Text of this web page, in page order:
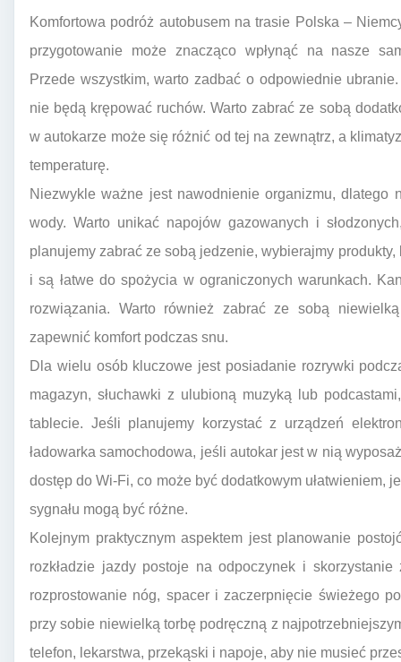
Komfortowa podróż autobusem na trasie Polska –
przygotowanie może znacząco wpłynąć na nasze
Przede wszystkim, warto zadbać o odpowiednie
nie będą krępować ruchów. Warto zabrać ze sobą
w autokarze może się różnić od tej na zewnątrz, a
temperaturę.
Niezwykle ważne jest nawodnienie organizmu,
wody. Warto unikać napojów gazowanych i
planujemy zabrać ze sobą jedzenie, wybierajmy
i są łatwe do spożycia w ograniczonych warunkach.
rozwiązania. Warto również zabrać ze sobą
zapewnić komfort podczas snu.
Dla wielu osób kluczowe jest posiadanie rozrywki
magazyn, słuchawki z ulubioną muzyką lub
tablecie. Jeśli planujemy korzystać z urządzeń
ładowarka samochodowa, jeśli autokar jest w nią
dostęp do Wi-Fi, co może być dodatkowym ułatwieniem,
sygnału mogą być różne.
Kolejnym praktycznym aspektem jest planowanie
rozkładzie jazdy postoje na odpoczynek i
rozprostowanie nóg, spacer i zaczerpnięcie świeżego
przy sobie niewielką torbę podręczną z
telefon, lekarstwa, przekąski i napoje, aby nie musieć